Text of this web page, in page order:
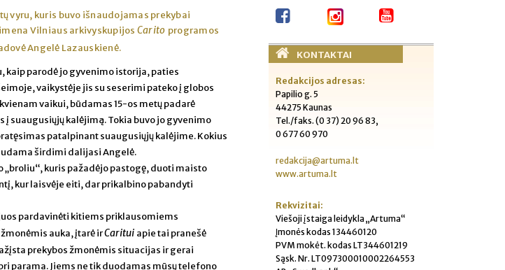
vyru, kuris buvo išnaudojamas prekybai
Vilniaus arkivyskupijos Carito programos
Angelė Lazauskienė.
kaip parodė jo gyvenimo istorija, paties
vaikystėje jis su seserimi pateko į globos
vaikui, būdamas 15-os metų padarė
suaugusiųjų kalėjimą. Tokia buvo jo gyvenimo
patalpinant suaugusiųjų kalėjime. Kokius
širdimi dalijasi Angelė.
„broliu“, kuris pažadėjo pastogę, duoti maisto
kur laisvėje eiti, dar prikalbino pabandyti
pardavinėti kitiems priklausomiems
auka, įtarė irCaritui apie tai pranešė
prekybos žmonėmis situacijas ir gerai
parama. Jiems ne tik duodamas mūsų telefono
KONTAKTAI
Redakcijos adresas:
Papilio g. 5
44275 Kaunas
Tel./faks. (0 37) 20 96 83,
0 677 60 970
redakcija@artuma.lt
www.artuma.lt
Rekvizitai:
Viešoji įstaiga leidykla „Artuma“
Įmonės kodas 134460120
PVM mokėt. kodas LT344601219
Sąsk. Nr. LT097300010002264553